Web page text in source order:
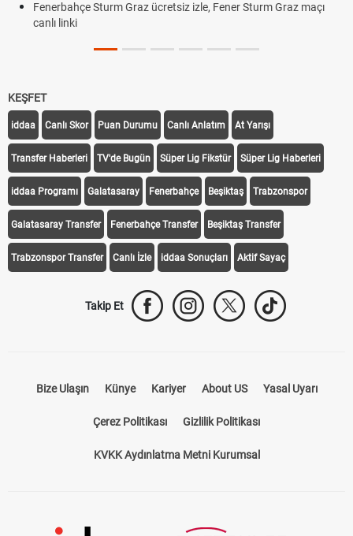
Fenerbahçe Sturm Graz ücretsiz izle, Fener Sturm Graz maçı
canlı linki
KEŞFET
iddaa Canlı Skor Puan Durumu Canlı Anlatım At Yarışı
Transfer Haberleri TV'de Bugün Süper Lig Fikstür Süper Lig Haberleri
iddaa Programı Galatasaray Fenerbahçe Beşiktaş Trabzonspor
Galatasaray Transfer Fenerbahçe Transfer Beşiktaş Transfer
Trabzonspor Transfer Canlı İzle iddaa Sonuçları Aktif Sayaç
Takip Et
Bize Ulaşın Künye Kariyer About US Yasal Uyarı
Çerez Politikası Gizlilik Politikası
KVKK Aydınlatma Metni Kurumsal